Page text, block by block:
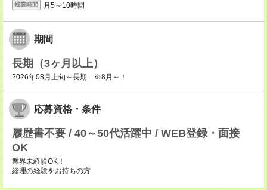
残業時間 月5～10時間
期間
長期（3ヶ月以上）
2026年08月上旬～長期 ※8月～！
応募資格・条件
履歴書不要 / 40～50代活躍中 / WEB登録・面接
OK
業界未経験OK！
経理の経験をお持ちの方